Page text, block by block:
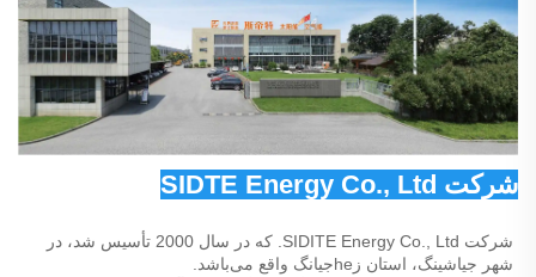
شرکت SIDTE Energy Co., Ltd
شهر جیا‌شینگ، استان زheجیانگ واقع می‌باشد.